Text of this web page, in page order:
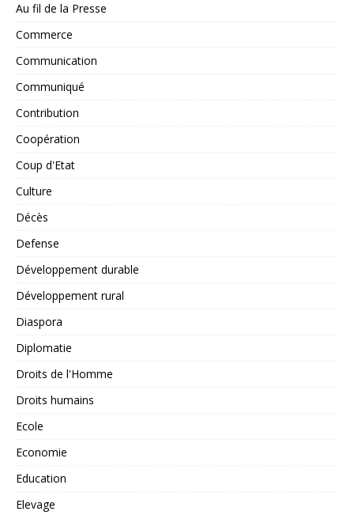
Au fil de la Presse
Commerce
Communication
Communiqué
Contribution
Coopération
Coup d'Etat
Culture
Décès
Defense
Développement durable
Développement rural
Diaspora
Diplomatie
Droits de l'Homme
Droits humains
Ecole
Economie
Education
Elevage